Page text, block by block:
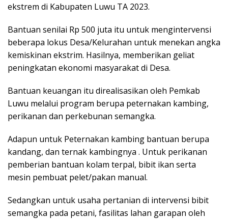
ekstrem di Kabupaten Luwu TA 2023.
Bantuan senilai Rp 500 juta itu untuk mengintervensi
beberapa lokus Desa/Kelurahan untuk menekan angka
kemiskinan ekstrim. Hasilnya, memberikan geliat
peningkatan ekonomi masyarakat di Desa.
Bantuan keuangan itu direalisasikan oleh Pemkab
Luwu melalui program berupa peternakan kambing,
perikanan dan perkebunan semangka.
Adapun untuk Peternakan kambing bantuan berupa
kandang, dan ternak kambingnya . Untuk perikanan
pemberian bantuan kolam terpal, bibit ikan serta
mesin pembuat pelet/pakan manual.
Sedangkan untuk usaha pertanian di intervensi bibit
semangka pada petani, fasilitas lahan garapan oleh